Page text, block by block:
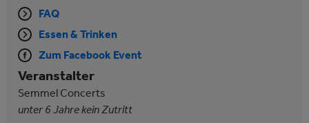
FAQ
Essen & Trinken
Zum Facebook Event
Veranstalter
Semmel Concerts
unter 6 Jahre kein Zutritt